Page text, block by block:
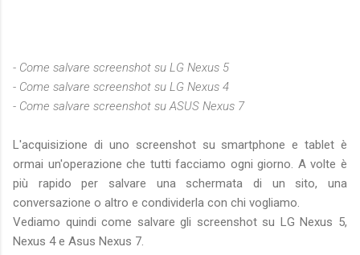
- Come salvare screenshot su LG Nexus 5
- Come salvare screenshot su LG Nexus 4
- Come salvare screenshot su ASUS Nexus 7
L'acquisizione di uno screenshot su smartphone e tablet è
ormai un'operazione che tutti facciamo ogni giorno. A volte è
più rapido per salvare una schermata di un sito, una
conversazione o altro e condividerla con chi vogliamo.
Vediamo quindi come salvare gli screenshot su LG Nexus 5,
Nexus 4 e Asus Nexus 7.